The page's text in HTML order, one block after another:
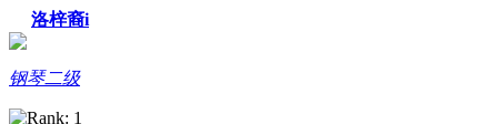
洛梓裔i
钢琴二级